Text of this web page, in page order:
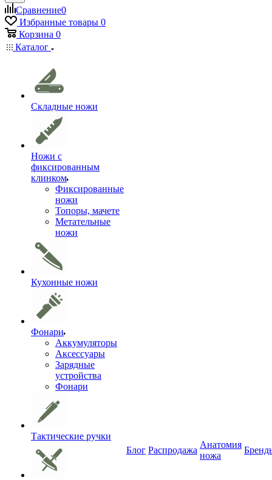
Сравнение0
Избранные товары 0
Корзина 0
Каталог
Складные ножи
Ножи с
фиксированным
клинком
Фиксированные
ножи
Топоры, мачете
Метательные
ножи
Кухонные ножи
Фонари
Аккумуляторы
Аксессуары
Зарядные
устройства
Фонари
Тактические ручки
Блог Распродажа
Анатомия
ножа